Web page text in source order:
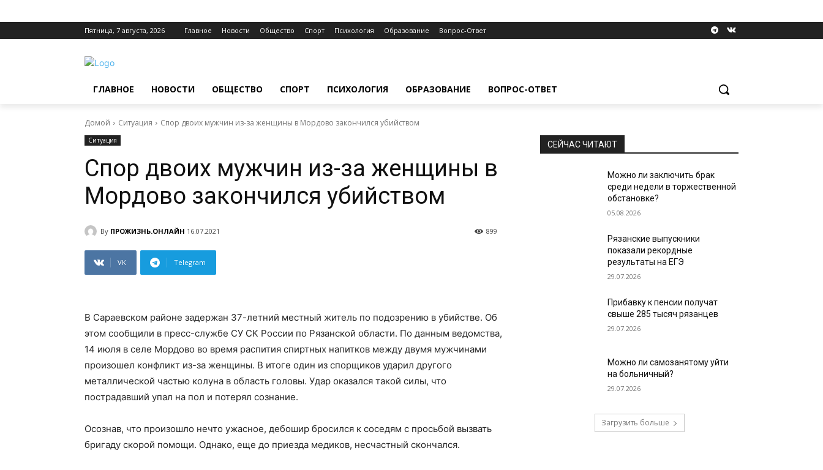
Пятница, 7 августа, 2026 Главное Новости Общество Спорт Психология Образование Вопрос-Ответ
ГЛАВНОЕ НОВОСТИ ОБЩЕСТВО СПОРТ ПСИХОЛОГИЯ ОБРАЗОВАНИЕ ВОПРОС-ОТВЕТ
Домой Ситуация Спор двоих мужчин из-за женщины в Мордово закончился убийством
Ситуация
Спор двоих мужчин из-за женщины в
Мордово закончился убийством
By ПРОЖИЗНЬ.ОНЛАЙН 16.07.2021 899
VK Telegram
В Сараевском районе задержан 37-летний местный житель по подозрению в убийстве. Об
этом сообщили в пресс-службе СУ СК России по Рязанской области. По данным ведомства,
14 июля в селе Мордово во время распития спиртных напитков между двумя мужчинами
произошел конфликт из-за женщины. В итоге один из спорщиков ударил другого
металлической частью колуна в область головы. Удар оказался такой силы, что
пострадавший упал на пол и потерял сознание.
Осознав, что произошло нечто ужасное, дебошир бросился к соседям с просьбой вызвать
бригаду скорой помощи. Однако, еще до приезда медиков, несчастный скончался.
СЕЙЧАС ЧИТАЮТ
Можно ли заключить брак
среди недели в торжественной
обстановке?
05.08.2026
Рязанские выпускники
показали рекордные
результаты на ЕГЭ
29.07.2026
Прибавку к пенсии получат
свыше 285 тысяч рязанцев
29.07.2026
Можно ли самозанятому уйти
на больничный?
29.07.2026
Загрузить больше